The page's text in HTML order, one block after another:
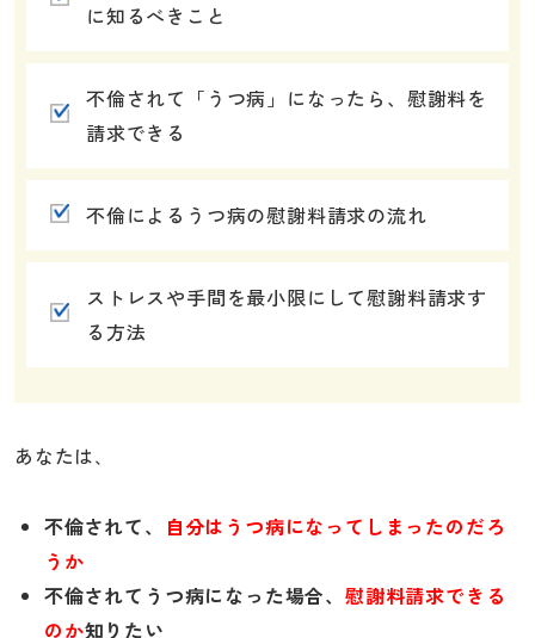
に知るべきこと
不倫されて「うつ病」になったら、慰謝料を
請求できる
不倫によるうつ病の慰謝料請求の流れ
ストレスや手間を最小限にして慰謝料請求す
る方法
あなたは､
不倫されて、 自分はうつ病になってしまったのだろ
うか
不倫されてうつ病になった場合、 慰謝料請求できる
のか知りたい